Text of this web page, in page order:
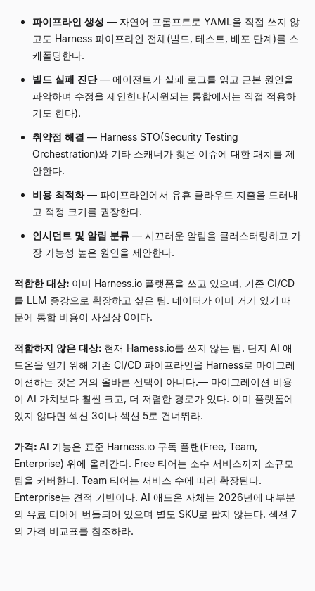
파이프라인 생성 — 자연어 프롬프트로 YAML을 직접 쓰지 않
고도 Harness 파이프라인 전체(빌드, 테스트, 배포 단계)를 스
캐폴딩한다.
빌드 실패 진단 — 에이전트가 실패 로그를 읽고 근본 원인을
파악하며 수정을 제안한다(지원되는 통합에서는 직접 적용하
기도 한다).
취약점 해결 — Harness STO(Security Testing
Orchestration)와 기타 스캐너가 찾은 이슈에 대한 패치를 제
안한다.
비용 최적화 — 파이프라인에서 유휴 클라우드 지출을 드러내
고 적정 크기를 권장한다.
인시던트 및 알림 분류 — 시끄러운 알림을 클러스터링하고 가
장 가능성 높은 원인을 제안한다.
적합한 대상: 이미 Harness.io 플랫폼을 쓰고 있으며, 기존 CI/CD
를 LLM 증강으로 확장하고 싶은 팀. 데이터가 이미 거기 있기 때
문에 통합 비용이 사실상 0이다.
적합하지 않은 대상: 현재 Harness.io를 쓰지 않는 팀. 단지 AI 애
드온을 얻기 위해 기존 CI/CD 파이프라인을 Harness로 마이그레
이션하는 것은 거의 올바른 선택이 아니다.— 마이그레이션 비용
이 AI 가치보다 훨씬 크고, 더 저렴한 경로가 있다. 이미 플랫폼에
있지 않다면 섹션 3이나 섹션 5로 건너뛰라.
가격: AI 기능은 표준 Harness.io 구독 플랜(Free, Team,
Enterprise) 위에 올라간다. Free 티어는 소수 서비스까지 소규모
팀을 커버한다. Team 티어는 서비스 수에 따라 확장된다.
Enterprise는 견적 기반이다. AI 애드온 자체는 2026년에 대부분
의 유료 티어에 번들되어 있으며 별도 SKU로 팔지 않는다. 섹션 7
의 가격 비교표를 참조하라.